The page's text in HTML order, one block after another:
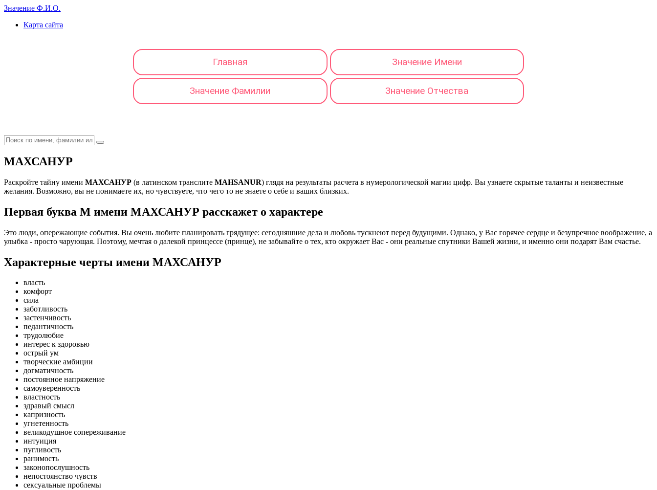
Значение Ф.И.О.
Карта сайта
Главная Значение Имени
Значение Фамилии Значение Отчества
МАХСАНУР
Раскройте тайну имени МАХСАНУР (в латинском транслите MAHSANUR) глядя на результаты расчета в нумерологической магии цифр. Вы узнаете скрытые таланты и неизвестные
желания. Возможно, вы не понимаете их, но чувствуете, что чего то не знаете о себе и ваших близких.
Первая буква М имени МАХСАНУР расскажет о характере
Это люди, опережающие события. Вы очень любите планировать грядущее: сегодняшние дела и любовь тускнеют перед будущими. Однако, у Вас горячее сердце и безупречное воображение, а
улыбка - просто чарующая. Поэтому, мечтая о далекой принцессе (принце), не забывайте о тех, кто окружает Вас - они реальные спутники Вашей жизни, и именно они подарят Вам счастье.
Характерные черты имени МАХСАНУР
власть
комфорт
сила
заботливость
застенчивость
педантичность
трудолюбие
интерес к здоровью
острый ум
творческие амбиции
догматичность
постоянное напряжение
самоуверенность
властность
здравый смысл
капризность
угнетенность
великодушное сопереживание
интуиция
пугливость
ранимость
законопослушность
непостоянство чувств
сексуальные проблемы